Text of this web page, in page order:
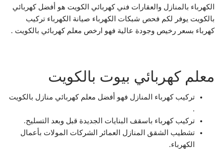
الكهرباء بالمنازل والعقارات فني كهربائي الكويت هو أفضل كهربائي
بالكويت يوفر لكم فحص شبكات الكهرباء صيانة الكهرباء تركيب
كهرباء بسعر رخيص وجودة عالية فهو ارخص معلم كهربائي بالكويت .
معلم كهربائي بيوت بالكويت
تركيب كهرباء المنازل فهو أفضل معلم كهربائي منازل بالكويت
.
تركيب كهرباء باسقف البنايات الجديدة قبل وبعد التسليح.
تشطيب الشقق المنازل العمائر الشركات المولات بأعمال
الكهرباء.